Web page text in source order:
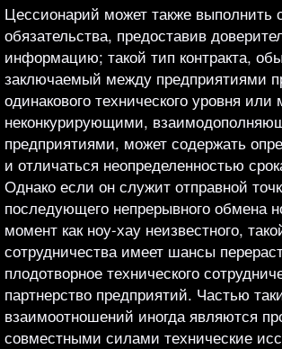
Цессионарий может также выполнить
обязательства, предоставив
информацию; такой тип контракта,
заключаемый между предприятиями
одинакового технического уровня
неконкурирующими,
предприятиями, может содержать
и отличаться неопределенностью
Однако если он служит отправной
последующего непрерывного обмена
момент как ноу-хау неизвестного,
сотрудничества имеет шансы
плодотворное технического
партнерство предприятий. Частью
взаимоотношений иногда являются
совместными силами технические